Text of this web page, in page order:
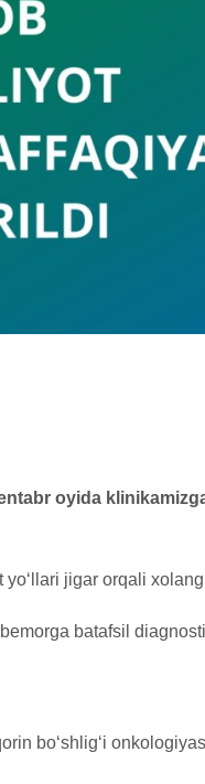
oyida
yo‘llari jigar orqali
batafsil
bo‘shlig‘i